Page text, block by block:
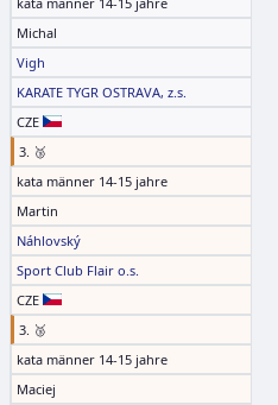
Michal
Vigh
KARATE TYGR OSTRAVA, z.s.
CZE
3. 🥉
kata männer 14-15 jahre
Martin
Náhlovský
Sport Club Flair o.s.
CZE
3. 🥉
kata männer 14-15 jahre
Maciej